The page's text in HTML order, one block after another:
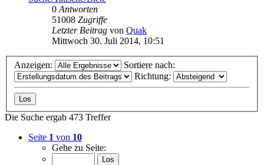
0 Antworten
51008 Zugriffe
Letzter Beitrag von Quak
Mittwoch 30. Juli 2014, 10:51
Anzeigen:
Sortiere nach:
Richtung:
Die Suche ergab 473 Treffer
Seite 1 von 10
Gehe zu Seite: